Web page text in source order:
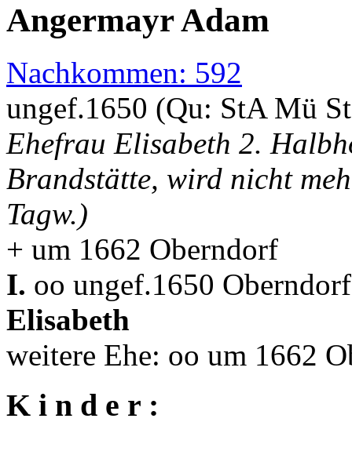
Angermayr Adam
Nachkommen: 592
ungef.1650 (Qu: StA Mü
Ehefrau Elisabeth 2.
Brandstätte, wird nicht
Tagw.)
+ um 1662 Oberndorf
I. oo ungef.1650
Elisabeth
weitere Ehe: oo um 1662
K i n d e r :